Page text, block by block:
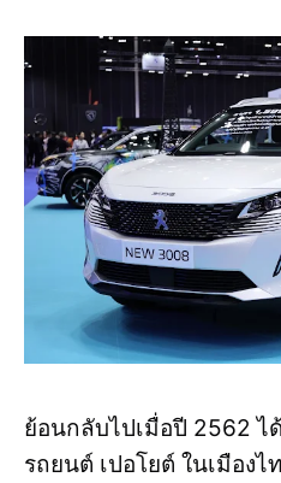
ย้อนกลับไปเมื่อปี 2562 ไ
รถยนต์ เปอโยต์ ในเมือง